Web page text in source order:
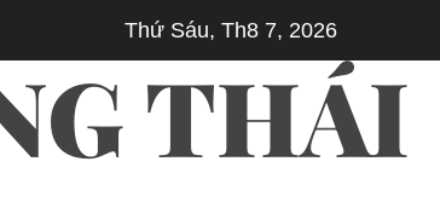
NGƯỜI SÁNG LẬP MỘT TRIỀU ĐẠI, KIẾN TẠO
Thứ Sáu, Th8 7, 2026
THÁI